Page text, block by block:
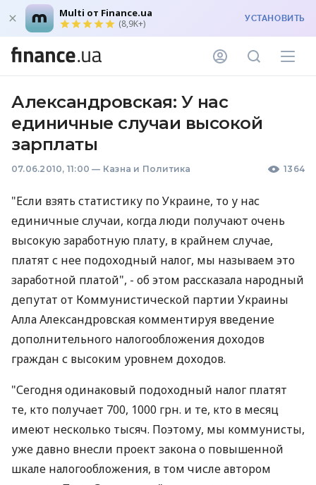
Multi от Finance.ua
(8,9K+) УСТАНОВИТЬ
Александровская: У нас
единичные случаи высокой
зарплаты
07.06.2010, 11:00 — Казна и Политика 1364
"Если взять статистику по Украине, то у нас
единичные случаи, когда люди получают очень
высокую заработную плату, в крайнем случае,
платят с нее подоходный налог, мы называем это
заработной платой", - об этом рассказала народный
депутат от Коммунистической партии Украины
Алла Александровская комментируя введение
дополнительного налогообложения доходов
граждан с высоким уровнем доходов.
"Сегодня одинаковый подоходный налог платят
те, кто получает 700, 1000 грн. и те, кто в месяц
имеют несколько тысяч. Поэтому, мы коммунисты,
уже давно внесли проект закона о повышенной
шкале налогообложения, в том числе автором